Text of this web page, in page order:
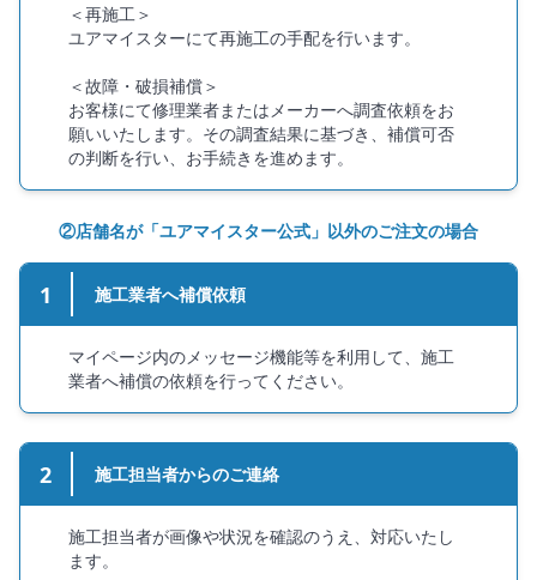
＜再施工＞
ユアマイスターにて再施工の手配を行います。
＜故障・破損補償＞
お客様にて修理業者またはメーカーへ調査依頼をお
願いいたします。その調査結果に基づき、補償可否
の判断を行い、お手続きを進めます。
②店舗名が「ユアマイスター公式」以外のご注文の場合
1 施工業者へ補償依頼
マイページ内のメッセージ機能等を利用して、施工
業者へ補償の依頼を行ってください。
2 施工担当者からのご連絡
施工担当者が画像や状況を確認のうえ、対応いたし
ます。